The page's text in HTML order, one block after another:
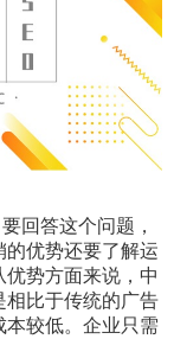
回答这个问题，
优势还要了解运
势方面来说，中
相比于传统的广告
较低。企业只需